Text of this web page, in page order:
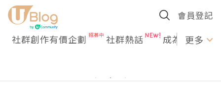
會員登記
社群創作有價企劃 社群熱話 成為U更多